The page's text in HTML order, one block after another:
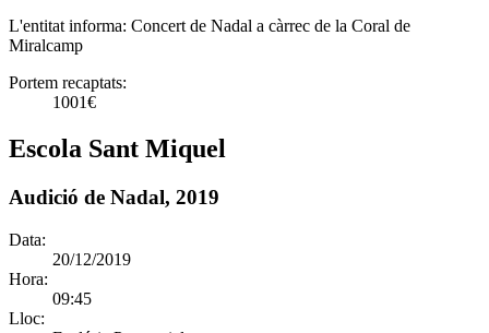
L'entitat informa: Concert de Nadal a càrrec de la Coral de
Miralcamp
Portem recaptats:
1001€
Escola Sant Miquel
Audició de Nadal, 2019
Data:
20/12/2019
Hora:
09:45
Lloc: